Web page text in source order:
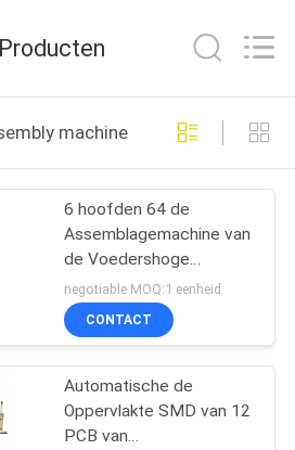
Producten
machine online fabricage
6 hoofden 64 de
Assemblagemachine van
de Voedershoge
snelheid 500W SMD
negotiable MOQ:1 eenheid
CONTACT
Automatische de
Oppervlakte SMD van 12
PCB van